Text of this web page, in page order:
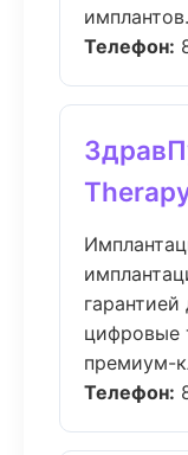
Телефон:
цифровые
премиум-
Телефон: